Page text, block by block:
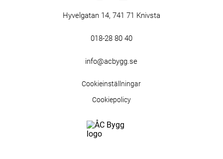
Hyvelgatan 14, 741 71 Knivsta
018-28 80 40
info@acbygg.se
Cookieinställningar
Cookiepolicy